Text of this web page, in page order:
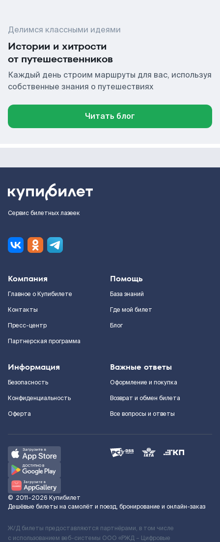
Делимся классными идеями
Истории и хитрости
от путешественников
Каждый день строим маршруты для вас, используя
собственные знания о путешествиях
Читать блог
Сервис билетных лазеек
Компания
Главное о Купибилете
Контакты
Пресс-центр
Партнерская программа
Помощь
База знаний
Где мой билет
Блог
Информация
Безопасность
Конфиденциальность
Оферта
Важные ответы
Оформление и покупка
Возврат и обмен билета
Все вопросы и ответы
© 2011–2026 Купибилет
Дешёвые билеты на самолёт и поезд, бронирование и онлайн-заказ
Ж/Д билеты предоставляются партнёрами, в том числе
с использованием веб-системы ООО «РЖД – Цифровые